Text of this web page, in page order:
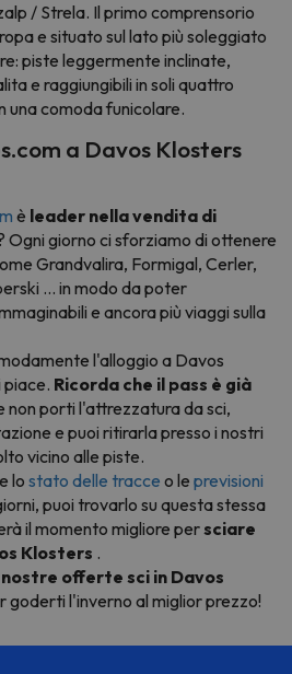
/ Strela. Il primo comprensorio
e situato sul lato più soleggiato
piste leggermente inclinate,
e raggiungibili in soli quattro
una comoda funicolare.
a Davos Klosters
è leader nella vendita di
Ogni giorno ci sforziamo di ottenere
Grandvalira, Formigal, Cerler,
... in modo da poter
e ancora più viaggi sulla
l'alloggio a Davos
piace. Ricorda che il pass è già
non porti l'attrezzatura da sci,
e puoi ritirarla presso i nostri
vicino alle piste.
lo stato delle tracce o le previsioni
puoi trovarlo su questa stessa
il momento migliore persciare
Klosters .
nostre offerte sci in Davos
goderti l'inverno al miglior prezzo!